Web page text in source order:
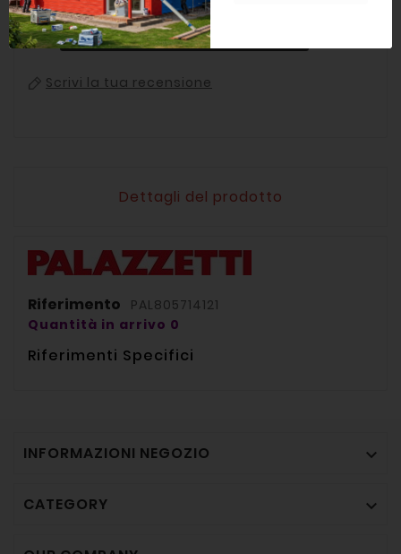
Avvisami Quando Disponibile
Scrivi la tua recensione
Dettagli del prodotto
Riferimento
PAL805714121
Quantità in arrivo 0
Riferimenti Specifici
INFORMAZIONI NEGOZIO 
CATEGORY 